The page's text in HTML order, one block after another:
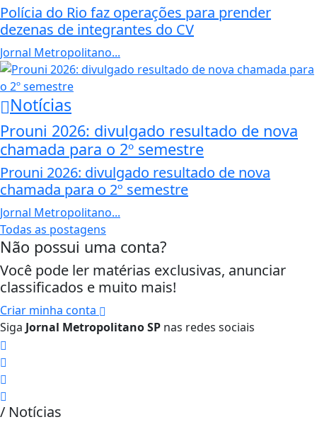
Polícia do Rio faz operações para prender
dezenas de integrantes do CV
Jornal Metropolitano...
Notícias
Prouni 2026: divulgado resultado de nova
chamada para o 2º semestre
Prouni 2026: divulgado resultado de nova
chamada para o 2º semestre
Jornal Metropolitano...
Todas as postagens
Não possui uma conta?
Você pode ler matérias exclusivas, anunciar
classificados e muito mais!
Criar minha conta
Siga Jornal Metropolitano SP nas redes sociais
/ Notícias